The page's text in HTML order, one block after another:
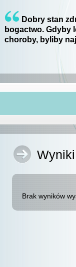
Dobry stan
bogactwo. Gdyby
choroby, byliby
Brak wyników